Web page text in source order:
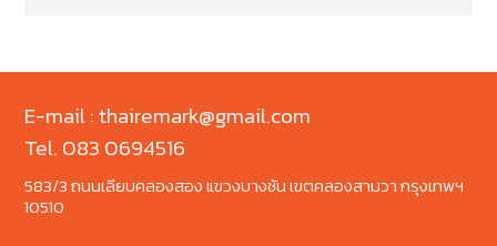
E-mail : thairemark@gmail.com
Tel. 083 0694516
583/3 ถนนเลียบคลองสอง แขวงบางชัน เขตคลองสามวา กรุงเทพฯ
10510